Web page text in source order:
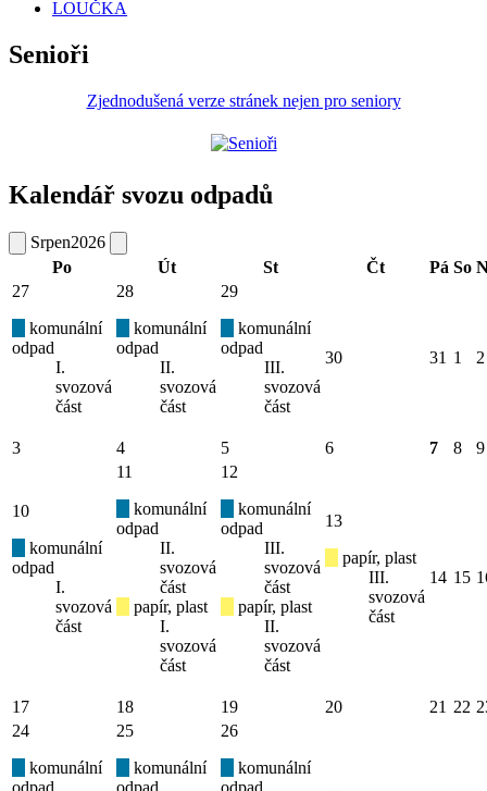
LOUČKA
Senioři
Zjednodušená verze stránek nejen pro seniory
Kalendář svozu odpadů
Srpen2026
Po
Út St Čt Pá So
27
komunální
odpad
I.
svozová
část
28
komunální
odpad
II.
svozová
část
29
komunální
odpad
III.
svozová
část
30 31 1 2
3 4 5 6 7 8 9
10
komunální
odpad
I.
svozová
část
11
komunální
odpad
II.
svozová
část
papír, plast
I.
svozová
část
12
komunální
odpad
III.
svozová
část
papír, plast
II.
svozová
část
13
papír, plast
III.
svozová
část
14 15
17 18 19 20 21 22
24
komunální
odpad
25
komunální
odpad
26
komunální
odpad